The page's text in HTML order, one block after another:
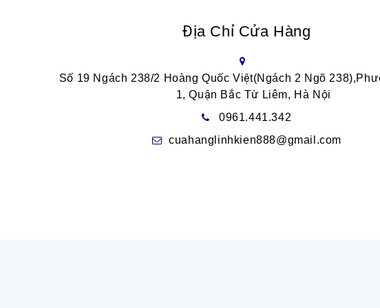
Địa Chỉ Cửa Hàng
Số 19 Ngách 238/2 Hoàng Quốc Việt(Ngách 2 Ngõ
1, Quận Bắc Từ Liêm, Hà Nội
0961.441.342
cuahanglinhkien888@gmail.com